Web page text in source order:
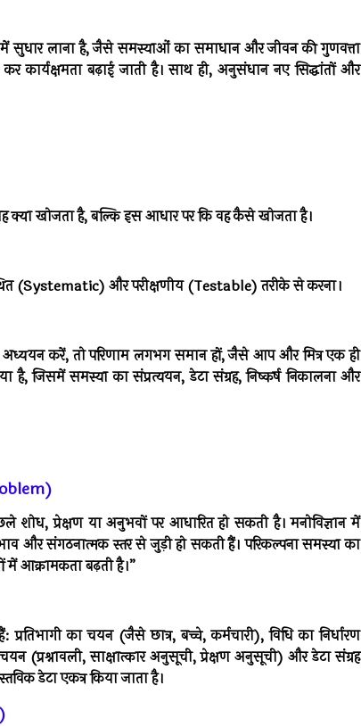
सुधार लाना है, जैसे समस्याओं का समाधान और जीवन की गुणवत्ता
कार्यक्षमता बढ़ाई जाती है। साथ ही, अनुसंधान नए सिद्धांतों और
क्या खोजता है, बल्कि इस आधार पर कि वह कैसे खोजता है।
(Systematic) और परीक्षणीय (Testable) तरीके से करना।
अध्ययन करें, तो परिणाम लगभग समान हों, जैसे आप और मित्र एक ही
है, जिसमें समस्या का संप्रत्ययन, डेटा संग्रह, निष्कर्ष निकालना और
प्रेक्षण या अनुभवों पर आधारित हो सकती है। मनोविज्ञान में
और संगठनात्मक स्तर से जुड़ी हो सकती हैं। परिकल्पना समस्या का
में आक्रामकता बढ़ती है।”
प्रतिभागी का चयन (जैसे छात्र, बच्चे, कर्मचारी), विधि का निर्धारण
(प्रश्नावली, साक्षात्कार अनुसूची, प्रेक्षण अनुसूची) और डेटा संग्रह
डेटा एकत्र किया जाता है।